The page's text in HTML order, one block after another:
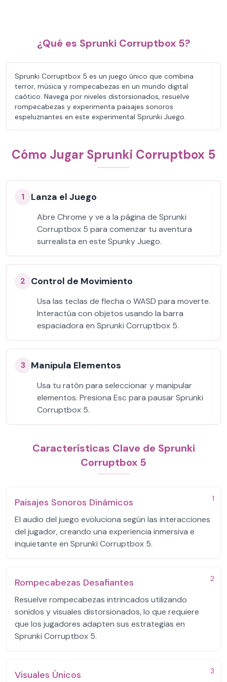
¿Qué es Sprunki Corruptbox 5?
Sprunki Corruptbox 5 es un juego único que combina
terror, música y rompecabezas en un mundo digital
caótico. Navega por niveles distorsionados, resuelve
rompecabezas y experimenta paisajes sonoros
espeluznantes en este experimental Sprunki Juego.
Cómo Jugar Sprunki Corruptbox 5
1 Lanza el Juego
Abre Chrome y ve a la página de Sprunki
Corruptbox 5 para comenzar tu aventura
surrealista en este Spunky Juego.
2 Control de Movimiento
Usa las teclas de flecha o WASD para moverte.
Interactúa con objetos usando la barra
espaciadora en Sprunki Corruptbox 5.
3 Manipula Elementos
Usa tu ratón para seleccionar y manipular
elementos. Presiona Esc para pausar Sprunki
Corruptbox 5.
Características Clave de Sprunki
Corruptbox 5
1
Paisajes Sonoros Dinámicos
El audio del juego evoluciona según las interacciones
del jugador, creando una experiencia inmersiva e
inquietante en Sprunki Corruptbox 5.
2
Rompecabezas Desafiantes
Resuelve rompecabezas intrincados utilizando
sonidos y visuales distorsionados, lo que requiere
que los jugadores adapten sus estrategias en
Sprunki Corruptbox 5.
3
Visuales Únicos